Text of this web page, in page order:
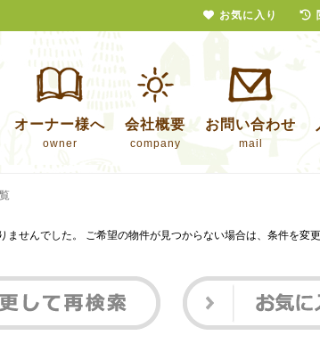
オーナー様へ
owner
会社概要
company
お問い合わせ
mail
ませんでした。 ご希望の物件が見つからない場合は、条件を変
お気に入り